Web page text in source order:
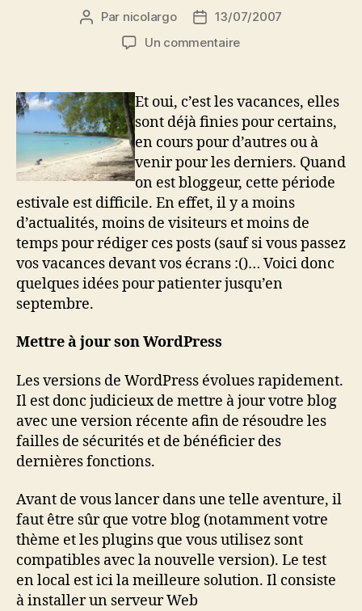
Auteur
l’article
Par nicolargo
Date13/07/2007
Un commentairesur
blog
pendant
les
vacances
?
Et oui, c’est les vacances, elles
sont déjà finies pour certains,
en cours pour d’autres ou à
venir pour les derniers. Quand
on est bloggeur, cette période
estivale est difficile. En effet, il y a moins
d’actualités, moins de visiteurs et moins de
temps pour rédiger ces posts (sauf si vous passez
vos vacances devant vos écrans :()… Voici donc
quelques idées pour patienter jusqu’en
septembre.
Mettre à jour son WordPress
Les versions de WordPress évolues rapidement.
Il est donc judicieux de mettre à jour votre blog
avec une version récente afin de résoudre les
failles de sécurités et de bénéficier des
dernières fonctions.
Avant de vous lancer dans une telle aventure, il
faut être sûr que votre blog (notamment votre
thème et les plugins que vous utilisez sont
compatibles avec la nouvelle version). Le test
en local est ici la meilleure solution. Il consiste
à installer un serveur Web